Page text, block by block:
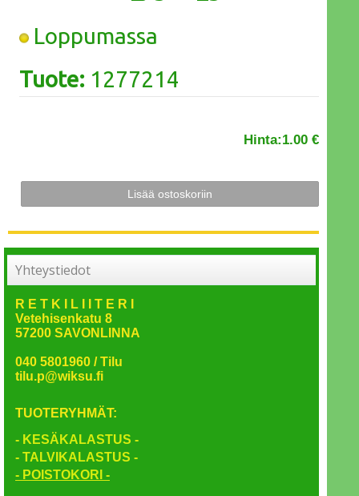
Loppumassa
Tuote: 1277214
Hinta:1.00 €
Yhteystiedot
R E T K I L I I T E R I
Vetehisenkatu 8
57200 SAVONLINNA
040 5801960 / Tilu
tilu.p@wiksu.fi
TUOTERYHMÄT:
- KESÄKALASTUS -
- TALVIKALASTUS -
- POISTOKORI -